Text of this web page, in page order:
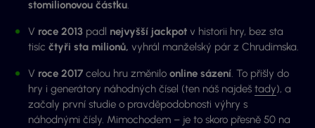
stomilionovou částku.
V roce 2013 padl nejvyšší jackpot v historii hry, bez sta
tisíc čtyři sta milionů, vyhrál manželský pár z Chrudimska.
V roce 2017 celou hru změnilo online sázení. To přišly do
hry i generátory náhodných čísel (ten náš najdeš tady), a
začaly první studie o pravděpodobnosti výhry s
náhodnými čísly. Mimochodem – je to skoro přesně 50 na